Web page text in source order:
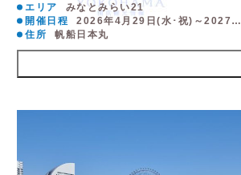
エリア
みなとみらい21
開催日程
2026年4月29日(水･祝)～2027…
住所
帆船日本丸